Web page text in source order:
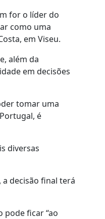
for o líder do
como uma
em Viseu.
além da
em decisões
tomar uma
é
diversas
a decisão final terá
pode ficar “ao